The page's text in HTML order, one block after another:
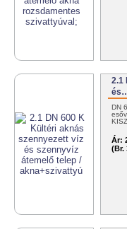
2.1
DN
Ár:
(Br.